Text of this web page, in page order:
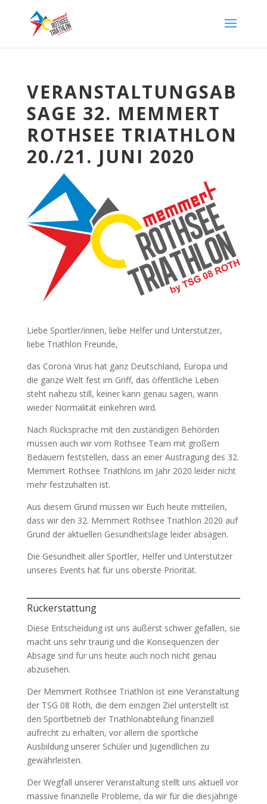
VERANSTALTUNGSAB
SAGE 32. MEMMERT
ROTHSEE TRIATHLON
20./21. JUNI 2020
Liebe Sportler/innen, liebe Helfer und Unterstützer,
liebe Triathlon Freunde,
das Corona Virus hat ganz Deutschland, Europa und
die ganze Welt fest im Griff, das öffentliche Leben
steht nahezu still, keiner kann genau sagen, wann
wieder Normalität einkehren wird.
Nach Rücksprache mit den zuständigen Behörden
müssen auch wir vom Rothsee Team mit großem
Bedauern feststellen, dass an einer Austragung des 32.
Memmert Rothsee Triathlons im Jahr 2020 leider nicht
mehr festzuhalten ist.
Aus diesem Grund müssen wir Euch heute mitteilen,
dass wir den 32. Memmert Rothsee Triathlon 2020 auf
Grund der aktuellen Gesundheitslage leider absagen.
Die Gesundheit aller Sportler, Helfer und Unterstützer
unseres Events hat für uns oberste Priorität.
Rückerstattung
Diese Entscheidung ist uns äußerst schwer gefallen, sie
macht uns sehr traurig und die Konsequenzen der
Absage sind für uns heute auch noch nicht genau
abzusehen.
Der Memmert Rothsee Triathlon ist eine Veranstaltung
der TSG 08 Roth, die dem einzigen Ziel unterstellt ist
den Sportbetrieb der Triathlonabteilung finanziell
aufrecht zu erhalten, vor allem die sportliche
Ausbildung unserer Schüler und Jugendlichen zu
gewährleisten.
Der Wegfall unserer Veranstaltung stellt uns aktuell vor
massive finanzielle Probleme, da wir für die diesjährige